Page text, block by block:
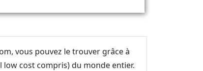
vous pouvez le trouver grâce à
cost compris) du monde entier.